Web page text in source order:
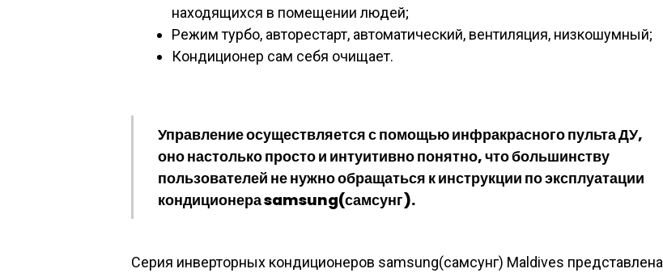
находящихся в помещении людей;
Режим турбо, авторестарт, автоматический, вентиляция, низкошумный;
Кондиционер сам себя очищает.
Управление осуществляется с помощью инфракрасного пульта ДУ,
оно настолько просто и интуитивно понятно, что большинству
пользователей не нужно обращаться к инструкции по эксплуатации
кондиционера samsung(самсунг).
Серия инверторных кондиционеров samsung(самсунг) Maldives представлена